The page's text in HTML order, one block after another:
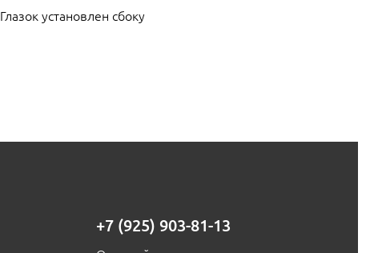
Глазок установлен сбоку
+7 (925) 903-81-13